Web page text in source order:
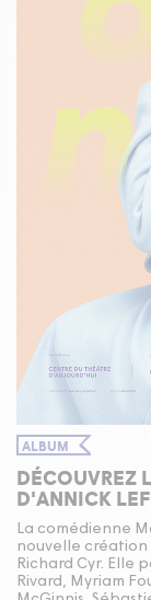
ALBUM
DÉCOUVREZ
D'ANNICK
La comédienne
nouvelle création
Richard Cyr. Elle
Rivard, Myriam